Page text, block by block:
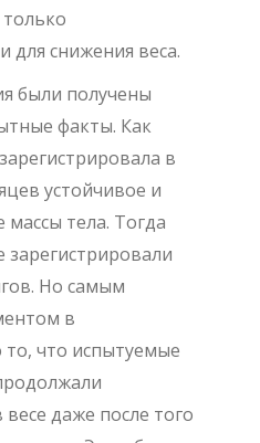
снижения веса.
были получены
факты. Как
в
устойчивое и
тела. Тогда
зарегистрировали
Но самым
в
то, что испытуемые
даже после того